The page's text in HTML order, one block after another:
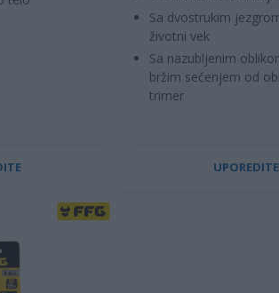
Sa dvostrukim
životni vek
Sa nazubljenim
bržim sečenjem od
trimer
UPOREDITE